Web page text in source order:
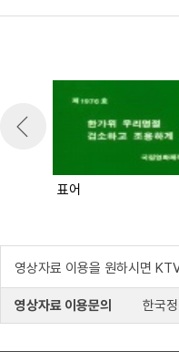
표어
영상자료 이용을 원하시면
영상자료 이용문의 한국